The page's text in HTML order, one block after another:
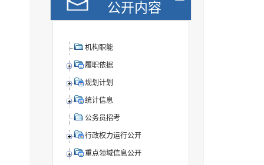
公开内容
机构职能
履职依据
规划计划
统计信息
公务员招考
行政权力运行公开
重点领域信息公开